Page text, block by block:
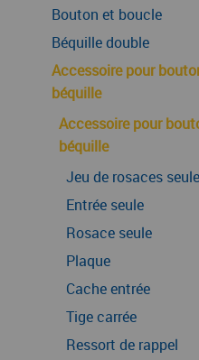
Bouton et boucle
Béquille double
Accessoire pour
béquille
Accessoire pour
béquille
Jeu de rosaces
Entrée seule
Rosace seule
Plaque
Cache entrée
Tige carrée
Ressort de rappel